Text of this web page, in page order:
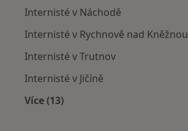
Internisté v Náchodě
Internisté v Rychnově nad Kněžnou
Internisté v Trutnov
Internisté v Jičíně
Více (13)